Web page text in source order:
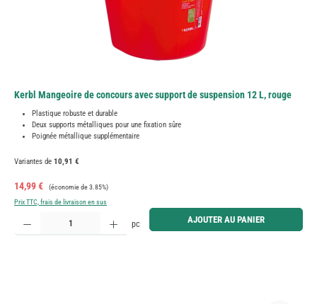
Kerbl Mangeoire de concours avec support de suspension 12 L, rouge
Plastique robuste et durable
Deux supports métalliques pour une fixation sûre
Poignée métallique supplémentaire
Variantes de 10,91 €
Prix de vente :
14,99 € Prix régulier :
(économie de 3.85%)
Prix TTC, frais de livraison en sus
Quantité de produit : Entrez la quantité souhaitée ou utilisez les boutons pour augmenter ou
pc AJOUTER AU PANIER